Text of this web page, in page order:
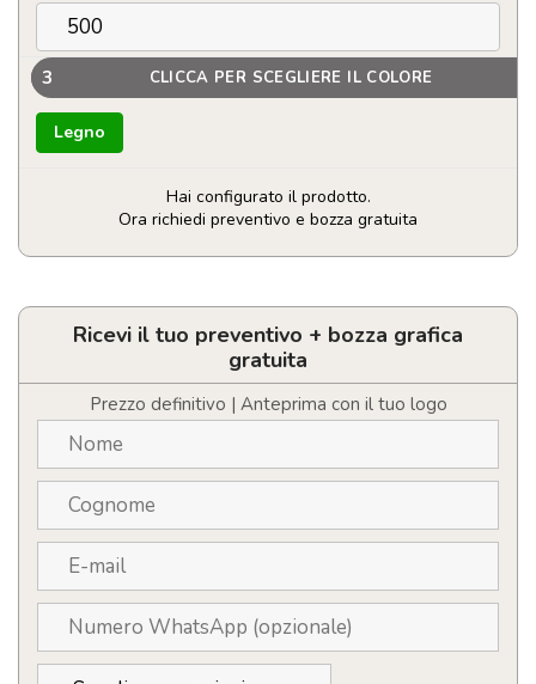
3 CLICCA PER SCEGLIERE IL COLORE
Legno
Hai configurato il prodotto.
Ora richiedi preventivo e bozza gratuita
Kit
semi
quantità
Ricevi il tuo preventivo + bozza grafica
gratuita
Prezzo definitivo | Anteprima con il tuo logo